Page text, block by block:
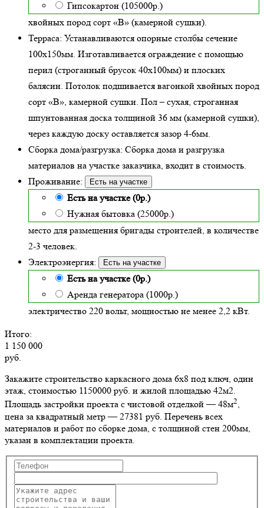
Гипсокартон (105000р.)
хвойных пород сорт «В» (камерной сушки).
Терраса: Устанавливаются опорные столбы сечение
100х150мм. Изготавливается ограждение с помощью
перил (строганный брусок 40х100мм) и плоских
балясин. Потолок подшивается вагонкой хвойных пород
сорт «В», камерной сушки. Пол – сухая, строганная
шпунтованная доска толщиной 36 мм (камерной сушки),
через каждую доску оставляется зазор 4-6мм.
Сборка дома/разгрузка: Сборка дома и разгрузка
материалов на участке заказчика, входит в стоимость.
Проживание:
Есть на участке
Есть на участке (0р.)
Нужная бытовка (25000р.)
место для размещения бригады строителей, в количестве
2-3 человек.
Электроэнергия:
Есть на участке
Есть на участке (0р.)
Аренда генератора (1000р.)
электричество 220 вольт, мощностью не менее 2,2 кВт.
Итого:
1 150 000
руб.
Закажите строительство каркасного дома 6х8 под ключ, один
этаж, стоимостью 1150000 руб. и жилой площадью 42м2.
Площадь застройки проекта с чистовой отделкой — 48м2,
цена за квадратный метр — 27381 руб. Перечень всех
материалов и работ по сборке дома, с толщиной стен 200мм,
указан в комплектации проекта.